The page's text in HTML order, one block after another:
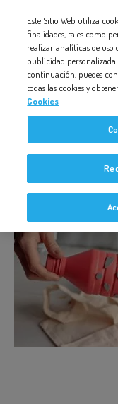
accesibilidad.
RODILLO
rodillo
madre
Este Sitio Web utiliza
finalidades, tales como
realizar analíticas de
publicidad personalizada
continuación, puedes
todas las cookies y
Cookies